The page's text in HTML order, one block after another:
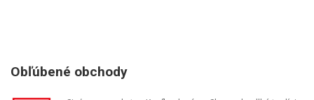
Obľúbené obchody